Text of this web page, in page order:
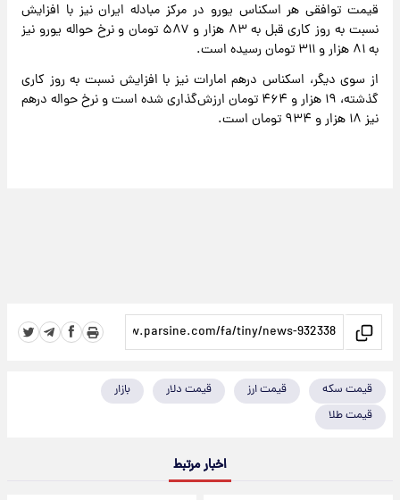
قیمت توافقی هر اسکناس یورو در مرکز مبادله ایران نیز با افزایش
نسبت به روز کاری قبل به ۸۳ هزار و ۵۸۷ تومان و نرخ حواله یورو نیز
به ۸۱ هزار و ۳۱۱ تومان رسیده است.
از سوی دیگر، اسکناس درهم امارات نیز با افزایش نسبت به روز کاری
گذشته، ۱۹ هزار و ۴۶۴ تومان ارزش‌گذاری شده است و نرخ حواله درهم
نیز ۱۸ هزار و ۹۳۴ تومان است.
قیمت سکه قیمت ارز قیمت دلار
بازار
قیمت طلا
اخبار مرتبط